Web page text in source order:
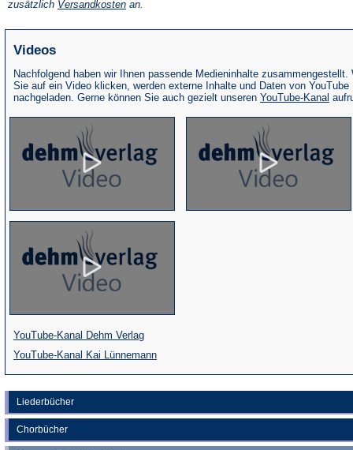
Liederbücher
Chorbücher
zusätzlich Versandkosten(Öffnet
an.
Videos
Nachfolgend haben wir Ihnen passende Medieninhalte zusammengestellt.
Sie auf ein Video klicken, werden externe Inhalte und Daten von YouTube
nachgeladen. Gerne können Sie auch gezielt unseren YouTube-Kanal
YouTube-Kanal Dehm Verlag(Öffnet
in
einem
neuen
Tab)
YouTube-Kanal Kai Lünnemann(Öffnet
in
einem
neuen